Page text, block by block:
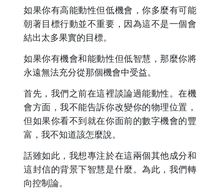
如果你有高能動性但低機會，你多麼有可能
朝著目標行動並不重要，因為這不是一個會
結出太多果實的目標。
如果你有機會和能動性但低智慧，那麼你將
永遠無法充分從那個機會中受益。
首先，我們之前在這裡談論過能動性。在機
會方面，我不能告訴你改變你的物理位置，
但如果你看不到就在你面前的數字機會的豐
富，我不知道該怎麼說。
話雖如此，我想專注於在這兩個其他成分和
這封信的背景下智慧是什麼。為此，我們轉
向控制論。